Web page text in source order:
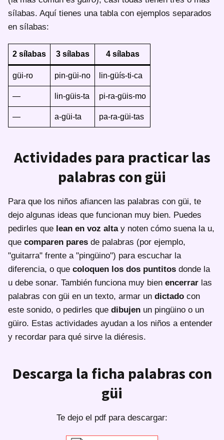
sílabas. Aquí tienes una tabla con ejemplos separados
en sílabas:
2 sílabas 3 sílabas 4 sílabas
güi-ro pin-güi-no lin-güís-ti-ca
— lin-güis-ta pi-ra-güis-mo
— a-güi-ta pa-ra-güi-tas
Actividades para practicar las
palabras con güi
Para que los niños afiancen las palabras con güi, te
dejo algunas ideas que funcionan muy bien. Puedes
pedirles que lean en voz altay noten cómo suena la u,
que comparen pares de palabras (por ejemplo,
"guitarra" frente a "pingüino") para escuchar la
diferencia, o que coloquen los dos puntitos donde la
u debe sonar. También funciona muy bien encerrar las
palabras con güi en un texto, armar un dictado con
este sonido, o pedirles que dibujen un pingüino o un
güiro. Estas actividades ayudan a los niños a entender
y recordar para qué sirve la diéresis.
Descarga la ficha palabras con
güi
Te dejo el pdf para descargar: